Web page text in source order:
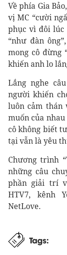
Về phía Gia
vị MC “cười
phục vì đôi lúc
“như đàn
mong cô đừng
khiến anh lo
Lắng nghe
người khiến
luôn cảm thán
muốn của
cô không biết
tại vẫn là yêu
Chương trình
những câu
phần giải trí
HTV7, kênh
NetLove.
Tags: